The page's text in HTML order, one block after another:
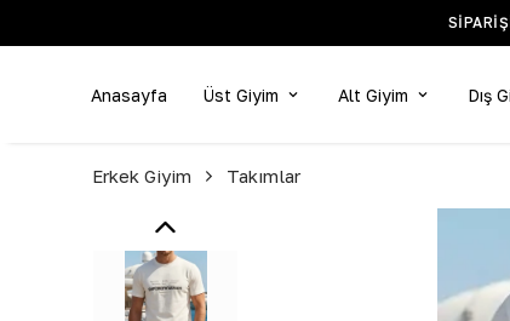
Anasayfa Üst Giyim Alt Giyim Dış
Erkek Giyim Takımlar